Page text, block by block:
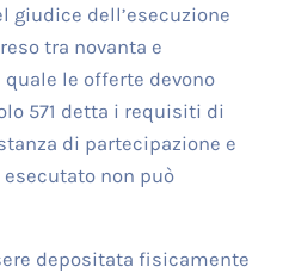
giudice dell’esecuzione
tra novanta e
le offerte devono
571 detta i requisiti di
di partecipazione e
non può
depositata fisicamente